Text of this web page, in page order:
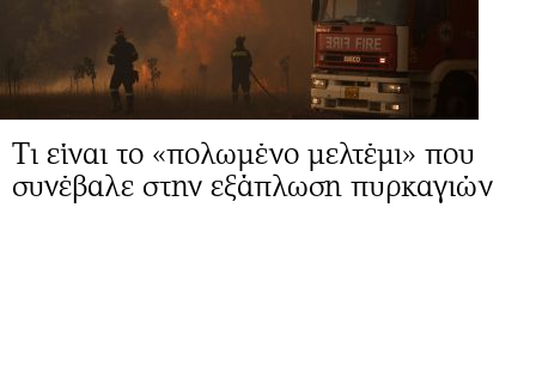
Τι είναι το «πολωμένο μελτέμι» που
συνέβαλε στην εξάπλωση πυρκαγιών